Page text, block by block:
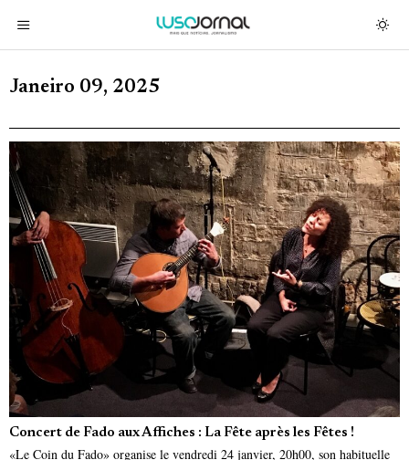
Janeiro 09, 2025
Concert de Fado aux Affiches : La Fête après les Fêtes !
«Le Coin du Fado» organise le vendredi 24 janvier, 20h00, son habituelle